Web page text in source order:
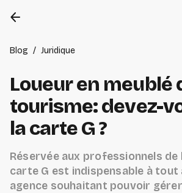
arrow_back
Blog / Juridique
Loueur en meublé
tourisme: devez-
la carte G ?
Réservée aux professionnels de
carte G est indispensable à tout
agence souhaitant pouvoir